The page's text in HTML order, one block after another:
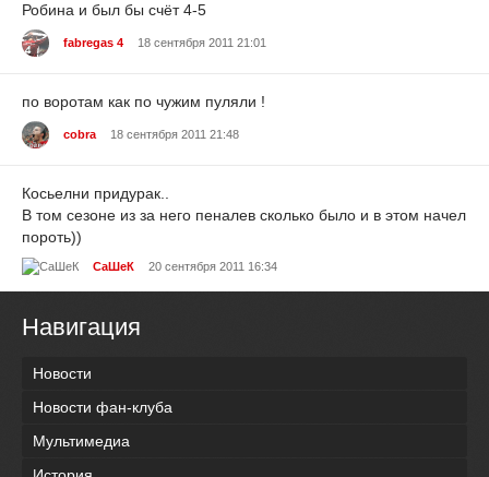
Робина и был бы счёт 4-5
fabregas 4 18 сентября 2011 21:01
по воротам как по чужим пуляли !
cobra 18 сентября 2011 21:48
Косьелни придурак..
В том сезоне из за него пеналев сколько было и в этом начел
пороть))
СаШеК 20 сентября 2011 16:34
Навигация
Новости
Новости фан-клуба
Мультимедиа